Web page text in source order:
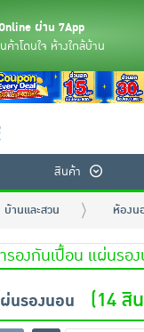
ผ่าน 7App
ค้าโดนใจ ห้างใกล้บ้าน
สินค้า
บ้านและสวน ห้องน
รองกันเปื้อน แผ่นรอ
นรองนอน
(14 สิ